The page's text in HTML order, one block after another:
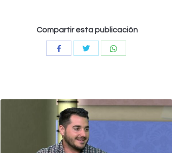
Compartir esta publicación
CompartirCompartir